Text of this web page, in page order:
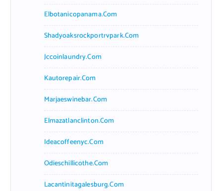
Elbotanicopanama.com
Shadyoaksrockportrvpark.com
Jccoinlaundry.com
Kautorepair.com
Marjaeswinebar.com
Elmazatlanclinton.com
Ideacoffeenyc.com
Odieschillicothe.com
Lacantinitagalesburg.com